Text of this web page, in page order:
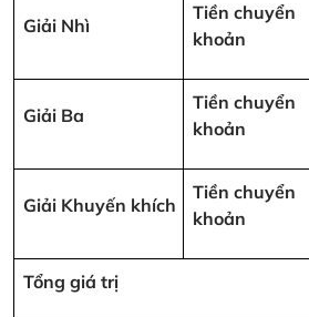
Giải Nhì
Tiền chuyển
khoản
Giải Ba
Tiền chuyển
khoản
Giải Khuyến khích
Tiền chuyển
khoản
Tổng giá trị